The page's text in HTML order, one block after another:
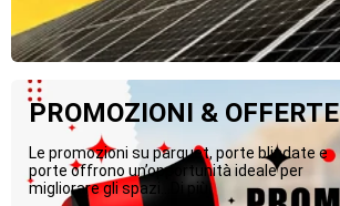
PROMOZIONI & OFFERTE
Le promozioni su parquet, porte blindate e
porte offrono un’opportunità ideale per
migliorare gli spazi...Di più